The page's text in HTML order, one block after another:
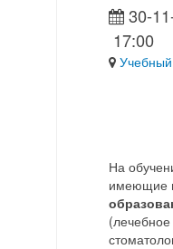
30-
17:00
На
имеющие